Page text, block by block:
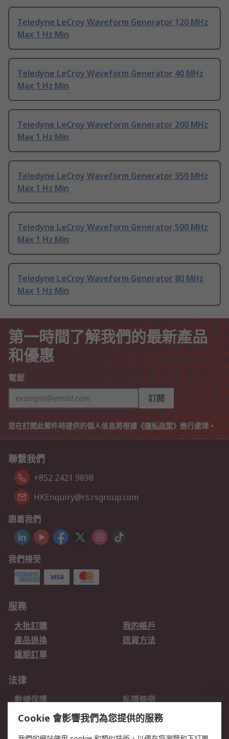
Teledyne LeCroy Waveform Generator 120 MHz
Max 1 Hz Min
Teledyne LeCroy Waveform Generator 40 MHz
Max 1 Hz Min
Teledyne LeCroy Waveform Generator 200 MHz
Max 1 Hz Min
Teledyne LeCroy Waveform Generator 350 MHz
Max 1 Hz Min
Teledyne LeCroy Waveform Generator 500 MHz
Max 1 Hz Min
Teledyne LeCroy Waveform Generator 80 MHz
Max 1 Hz Min
第一時間了解我們的最新產品
和優惠
電郵
訂閱
您在訂閱此郵件時提供的個人信息將根據《隱私政策》進行處理。
聯繫我們
+852 2421 9898
HKEnquiry@rs.rsgroup.com
跟着我們
我們接受
服務
大批訂購
我的帳戶
產品退換
送貨方法
遠期訂單
法律
數據保護
私隱條例
網站條款
郵件安全
Cookie 會影響我們為您提供的服務